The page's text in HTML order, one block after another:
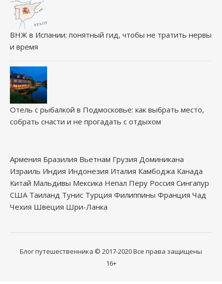
ВНЖ в Испании: понятный гид, чтобы не тратить нервы
и время
Отель с рыбалкой в Подмосковье: как выбрать место,
собрать снасти и не прогадать с отдыхом
Армения Бразилия Вьетнам Грузия Доминикана
Израиль Индия Индонезия Италия Камбоджа Канада
Китай Мальдивы Мексика Непал Перу Россия Сингапур
США Таиланд Тунис Турция Филиппины Франция Чад
Чехия Швеция Шри-Ланка
Блог путешественника © 2017-2020Все права защищены
16+